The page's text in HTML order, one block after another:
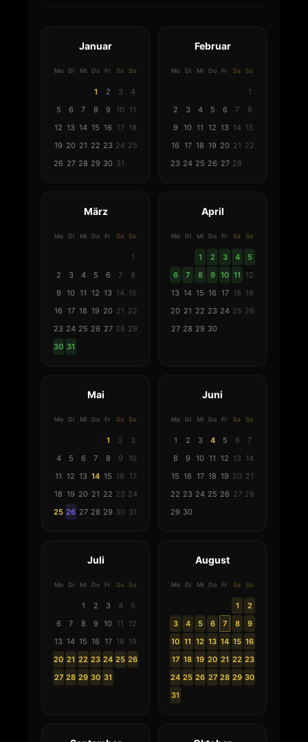
Januar
Mo Di Mi Do Fr Sa So
1 2 3
4
5
6 7 8 9 10
11
12 13 14 15 16 17 18
19 20 21 22 23 24 25
26 27 28 29 30 31
Februar
Mo Di Mi Do Fr Sa So
1
2
3 4 5 6 7
8
9
10 11 12 13 14 15
16 17 18 19 20 21 22
23 24 25 26 27 28
März
Mo Di Mi Do Fr Sa So
1
2
3 4 5 6 7
8
9
10 11 12 13 14 15
16 17 18 19 20 21 22
23 24 25 26 27 28 29
30 31
April
Mo Di Mi Do Fr Sa So
1 2 3 4
5
6
7 8 9 10 11
12
13 14 15 16 17 18 19
20 21 22 23 24 25 26
27 28 29 30
Mai
Mo Di Mi Do Fr Sa So
1 2
3
4
5 6 7 8 9
10
11 12 13 14 15 16
17
18 19 20 21 22 23 24
25 26 27 28 29 30 31
Juni
Mo Di Mi Do Fr Sa So
1 2 3 4 5 6
7
8
9 10 11 12 13 14
15 16 17 18 19 20 21
22 23 24 25 26 27 28
29 30
Juli
Mo Di Mi Do Fr Sa So
1 2 3 4
5
6
7 8 9 10 11
12
13 14 15 16 17 18 19
20 21 22 23 24 25 26
27 28 29 30 31
August
Mo Di Mi Do Fr Sa So
1
2
3
4 5 6 7 8
9
10 11 12 13 14 15 16
17 18 19 20 21 22 23
24 25 26 27 28 29 30
31